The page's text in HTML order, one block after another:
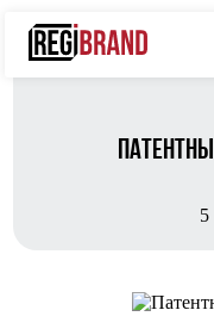
5